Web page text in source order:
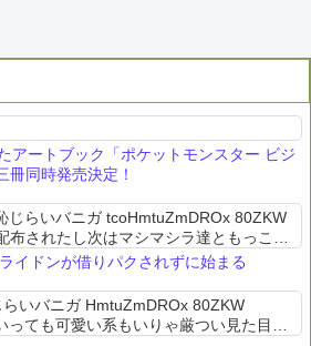
アートブック「ポケットモンスター ビジ
冊同時発売決定！
じらいバニガ tcoHmtuZmDROx 80ZKW
されたし次はマシマシラ達ともっこか
入者特典の色...
イドンが借りパクされずに始まる
いバニガ HmtuZmDROx 80ZKW
っても可愛い系もいりゃ厳つい見た目の